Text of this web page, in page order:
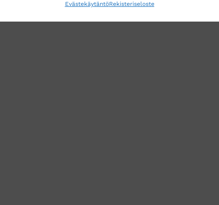
EvästekäytäntöRekisteriseloste